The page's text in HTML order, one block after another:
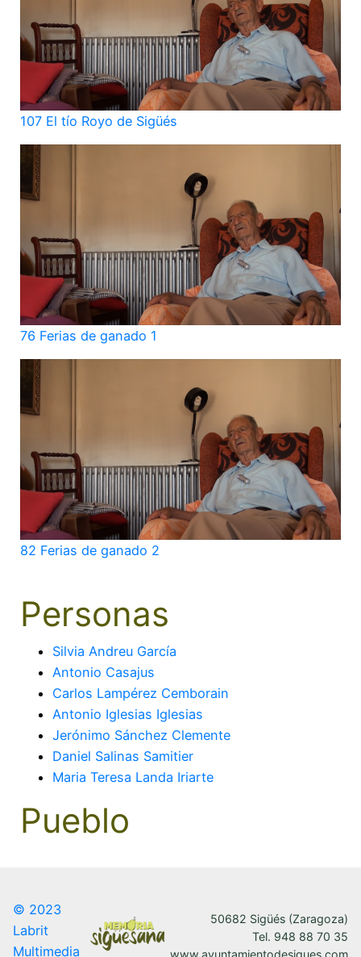
107 El tío Royo de Sigüés
76 Ferias de ganado 1
82 Ferias de ganado 2
Personas
Silvia Andreu García
Antonio Casajus
Carlos Lampérez Cemborain
Antonio Iglesias Iglesias
Jerónimo Sánchez Clemente
Daniel Salinas Samitier
Maria Teresa Landa Iriarte
Pueblo
© 2023
Labrit
Multimedia
50682 Sigüés (Zaragoza)
Tel. 948 88 70 35
www.ayuntamientodesigues.com